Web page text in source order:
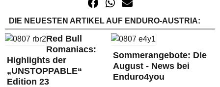
DIE NEUESTEN ARTIKEL AUF ENDURO-AUSTRIA:
Red Bull
Romaniacs:
Highlights der
„UNSTOPPABLE“
Edition 23
Sommerangebote: Die
August - News bei
Enduro4you